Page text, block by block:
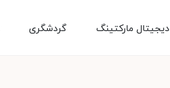
گردشگری دیجیتال مارکتینگ